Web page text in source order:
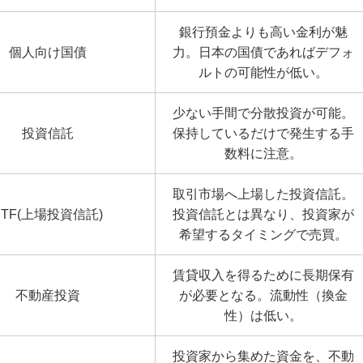
個人向け国債
銀行預金よりも高い金利が魅
力。日本の国債であればデフォ
ルトの可能性が低い。
投資信託
少ない手間で分散投資が可能。
保持しているだけで発生する手
数料に注意。
上場投資信託)
取引市場へ上場した投資信託。
投資信託とは異なり、投資家が
希望するタイミングで売買。
不動産投資
賃貸収入を得るために長期保有
が必要となる。流動性（換金
性）は低い。
投資家から集めた資金を、不動